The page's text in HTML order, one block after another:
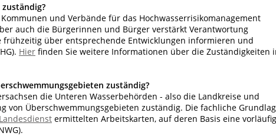
und Verbände für das Hochwasserrisikomanagement
auch die Bürgerinnen und Bürger verstärkt Verantwortung
über entsprechende Entwicklungen informieren und
Hier finden Sie weitere Informationen über die Zuständigkeiten
zuständig?
die Unteren Wasserbehörden - also die Landkreise und
von Überschwemmungsgebieten zuständig. Die fachliche
ermittelten Arbeitskarten, auf deren Basis eine